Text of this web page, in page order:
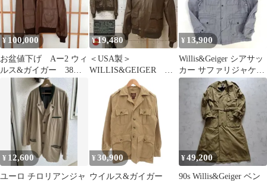
¥ 100,000
お盆値下げ Aー2 ウィ
ルス&ガイガー 38
1988年購入
¥19,480
＜USA製＞
WILLIS&GEIGER ウ
ィリスアンドガイガー
A-2 M
¥ 13,900
Willis&Geiger シアサッ
カー サファリジャケッ
ト ストライプ L
¥ 12,600
ユーロ チロリアンジャ
¥ 30,900
ウイルス&ガイガー
¥49,200
90s Willis&Geiger ベン